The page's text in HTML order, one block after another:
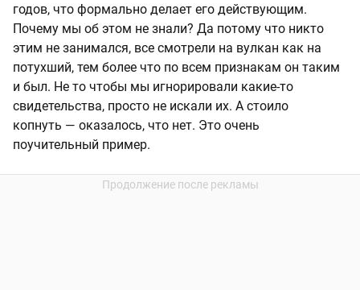
годов, что формально делает его действующим.
Почему мы об этом не знали? Да потому что никто
этим не занимался, все смотрели на вулкан как на
потухший, тем более что по всем признакам он таким
и был. Не то чтобы мы игнорировали какие-то
свидетельства, просто не искали их. А стоило
копнуть — оказалось, что нет. Это очень
поучительный пример.